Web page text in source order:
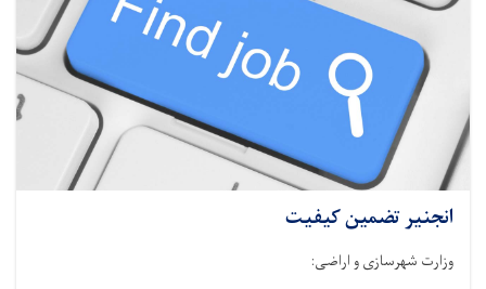
انجنیر تضمین کیفیت
وزارت شهرسازی و اراضی: